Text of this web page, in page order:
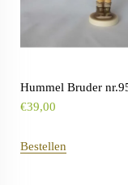
Hummel Bruder
€39,00
Bestellen